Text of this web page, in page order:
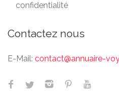
confidentialité
Contactez nous
E-Mail: contact@annuaire-